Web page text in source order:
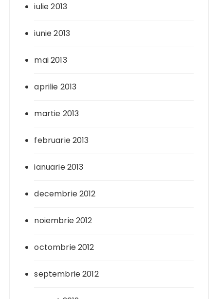
iulie 2013
iunie 2013
mai 2013
aprilie 2013
martie 2013
februarie 2013
ianuarie 2013
decembrie 2012
noiembrie 2012
octombrie 2012
septembrie 2012